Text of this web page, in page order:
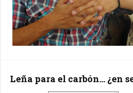
Leña para el carbón... ¿en